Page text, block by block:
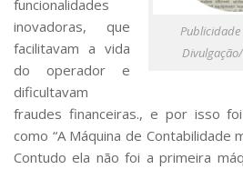
Publicidade
funcionalidades
inovadoras, que
facilitavam a vida
do operador e
dificultavam
fraudes financeiras., e por isso
como “A Máquina de Contabilidade
Contudo ela não foi a primeira